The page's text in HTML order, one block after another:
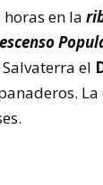
horas en la
el